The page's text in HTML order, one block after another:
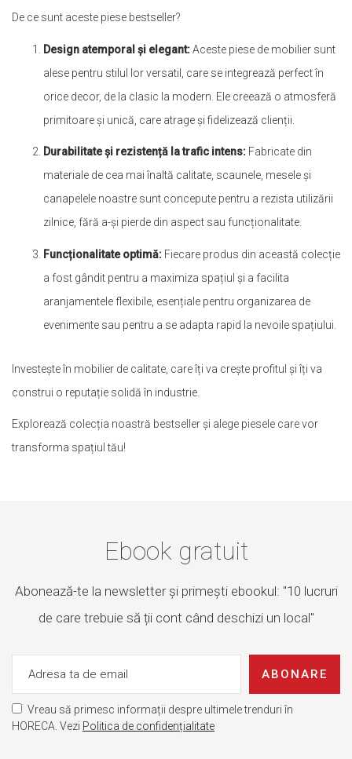
De ce sunt aceste piese bestseller?
Design atemporal și elegant:Aceste piese de mobilier sunt
alese pentru stilul lor versatil, care se integrează perfect în
orice decor, de la clasic la modern. Ele creează o atmosferă
primitoare și unică, care atrage și fidelizează clienții.
Durabilitate și rezistență la trafic intens: Fabricate din
materiale de cea mai înaltă calitate, scaunele, mesele și
canapelele noastre sunt concepute pentru a rezista utilizării
zilnice, fără a-și pierde din aspect sau funcționalitate.
Funcționalitate optimă: Fiecare produs din această colecție
a fost gândit pentru a maximiza spațiul și a facilita
aranjamentele flexibile, esențiale pentru organizarea de
evenimente sau pentru a se adapta rapid la nevoile spațiului.
Investește în mobilier de calitate, care îți va crește profitul și îți va
construi o reputație solidă în industrie.
Explorează colecția noastră bestseller și alege piesele care vor
transforma spațiul tău!
Ebook gratuit
Abonează-te la newsletter și primești ebookul: "10 lucruri
de care trebuie să ții cont când deschizi un local"
ABONARE
Vreau să primesc informații despre ultimele trenduri în
HORECA. Vezi Politica de confidențialitate